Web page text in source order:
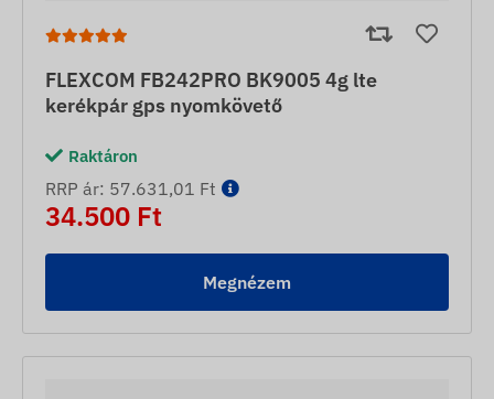
FLEXCOM FB242PRO BK9005 4g lte
kerékpár gps nyomkövető
Raktáron
RRP ár: 57.631,01 Ft
34.500 Ft
Megnézem